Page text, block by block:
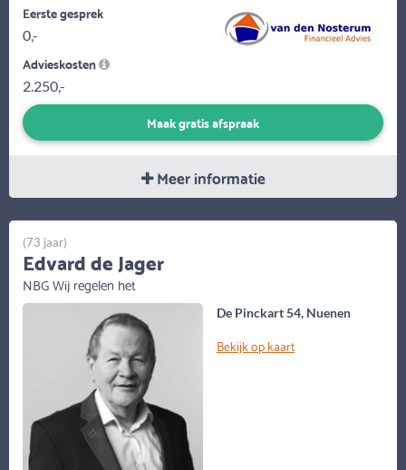
Eerste gesprek
0,-
Advieskosten
2.250,-
Maak gratis afspraak
Meer informatie
De Pinckart 54, Nuenen
Bekijk op kaart
(73 jaar)
Edvard de Jager
NBG Wij regelen het